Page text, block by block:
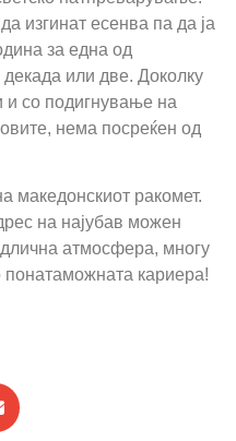
изгинат есенва па да ја
за една од
или две. Доколку
и со подигнување на
нема посреќен од
македонскиот ракомет.
на најубав можен
атмосфера, многу
кариера!